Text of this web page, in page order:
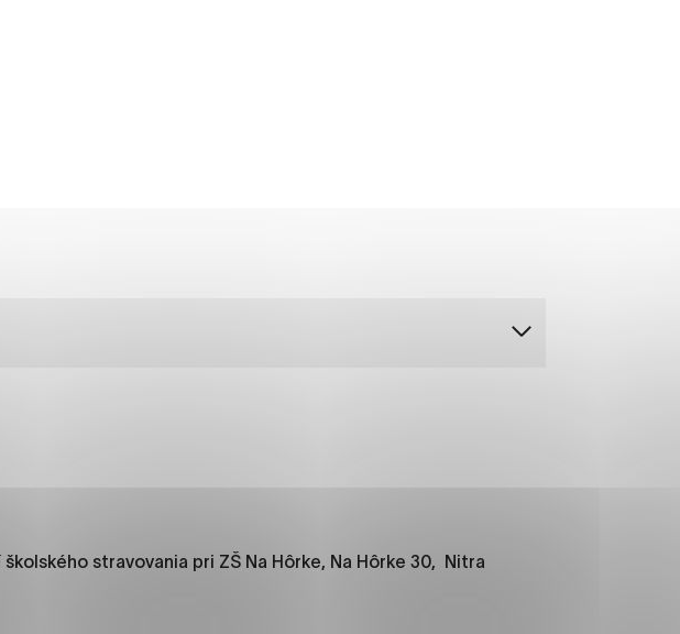
stravovania pri ZŠ Na Hôrke, Na Hôrke 30, Nitra
Vaše prihlásenie alebo aby sa uložila
k zabezpečeným oblastiam webovej
ako návštevníci stránok stránku používajú,